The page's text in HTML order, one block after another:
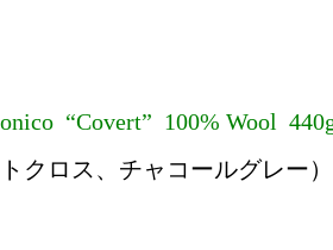
“Covert” 100% Wool
クロス、チャコールグレー）